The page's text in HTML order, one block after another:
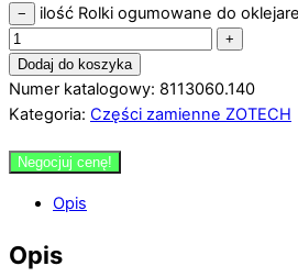
− ilość Rolki ogumowane do
+
Dodaj do koszyka
Numer katalogowy: 8113060.140
Kategoria: Części zamienne ZOTECH
Negocjuj cenę!
Opis
Opis